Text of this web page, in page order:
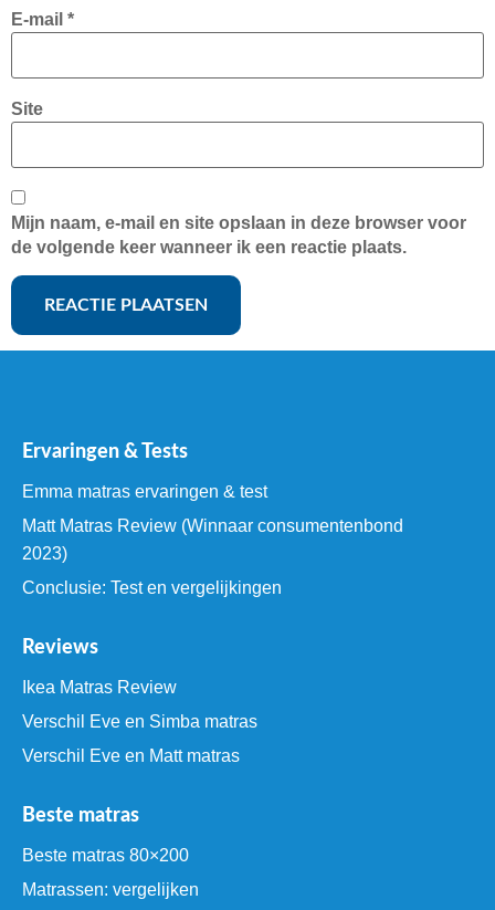
E-mail *
Site
Mijn naam, e-mail en site opslaan in deze browser voor
de volgende keer wanneer ik een reactie plaats.
Ervaringen & Tests
Emma matras ervaringen & test
Matt Matras Review (Winnaar consumentenbond
2023)
Conclusie: Test en vergelijkingen
Reviews
Ikea Matras Review
Verschil Eve en Simba matras
Verschil Eve en Matt matras
Beste matras
Beste matras 80×200
Matrassen: vergelijken